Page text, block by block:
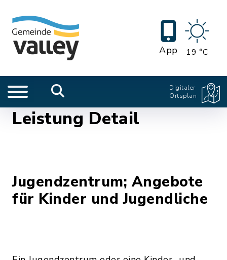
App 19 °C
Digitaler
Ortsplan
Leistung Detail
Jugendzentrum; Angebote
für Kinder und Jugendliche